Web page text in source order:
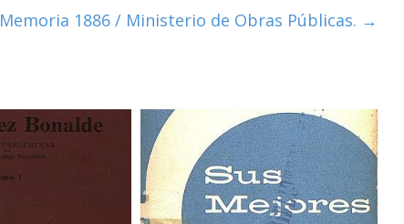
Memoria 1886 / Ministerio de Obras Públicas. →